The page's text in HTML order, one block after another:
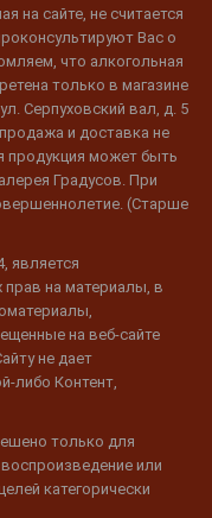
на сайте, не считается
Вас о
что алкогольная
только в магазине
Серпуховский вал, д. 5
и доставка не
продукция может быть
Градусов. При
(Старше
является
на материалы, в
на веб-сайте
не дает
либо Контент,
только для
или
категорически